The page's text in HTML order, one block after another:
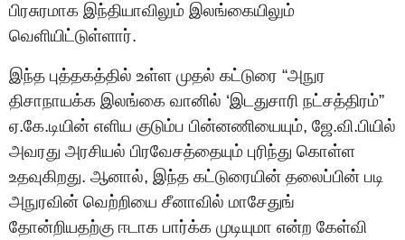
பிரசுரமாக இந்தியாவிலும் இலங்கையிலும்
வெளியிட்டுள்ளார்.
இந்த புத்தகத்தில் உள்ள முதல் கட்டுரை “அநுர
திசாநாயக்க இலங்கை வானில் ‘இடதுசாரி நட்சத்திரம்”
ஏ.கே.டியின் எளிய குடும்ப பின்னணியையும், ஜே.வி.பியில்
அவரது அரசியல் பிரவேசத்தையும் புரிந்து கொள்ள
உதவுகிறது. ஆனால், இந்த கட்டுரையின் தலைப்பின் படி
அநுரவின் வெற்றியை சீனாவில் மாசேதுங்
தோன்றியதற்கு ஈடாக பார்க்க முடியுமா என்ற கேள்வி